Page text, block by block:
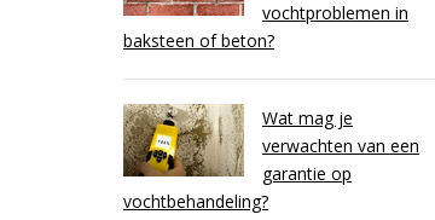
vochtproblemen in
baksteen of beton?
Wat mag je
verwachten van een
garantie op
vochtbehandeling?